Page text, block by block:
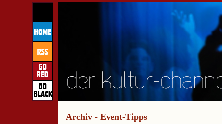
Archiv - Event-Tipps